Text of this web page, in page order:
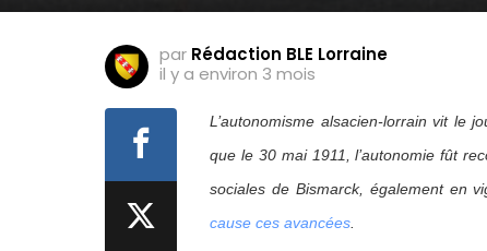
par Rédaction BLE Lorraine
il y a environ 3 mois
L’autonomisme alsacien-lorrain vit le
que le 30 mai 1911, l’autonomie fût
sociales de Bismarck, également en
cause ces avancées.